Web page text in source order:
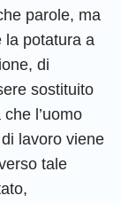
parole, ma
la potatura a
di
sostituito
l’uomo
lavoro viene
tale